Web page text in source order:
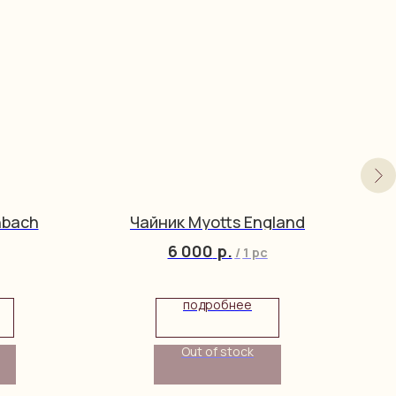
Чайник Myotts England
6 000 р. / 1 pc
подробнее
Out of stock